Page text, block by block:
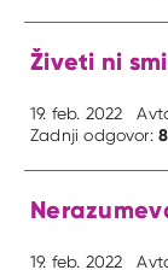
Živeti ni
19. feb. 2022
Zadnji odgovor:
19. feb. 2022